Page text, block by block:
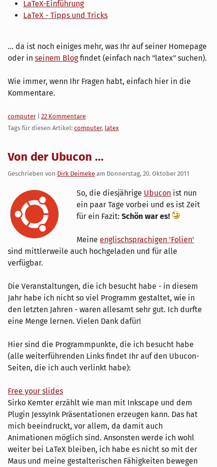
LaTeX-Einführung
LaTeX - Tipps und Tricks
... da ist noch einiges mehr, was Ihr auf seiner Homepage
oder in seinem Blogfindet (einfach nach "latex" suchen).
Wie immer, wenn Ihr Fragen habt, einfach hier in die
Kommentare.
Kategorien:
computer
22 Kommentare
Tags für diesen Artikel: computer, latex
Von der Ubucon ...
Geschrieben von Dirk Deimeke am Donnerstag, 20. Oktober 2011
So, die diesjährige Ubucon ist nun
ein paar Tage vorbei und es ist Zeit
für ein Fazit: Schön war es!
Meine englischsprachigen 'Folien'
sind mittlerweile auch hochgeladen und für alle
verfügbar.
Die Veranstaltungen, die ich besucht habe - in diesem
Jahr habe ich nicht so viel Programm gestaltet, wie in
den letzten Jahren - waren allesamt sehr gut. Ich durfte
eine Menge lernen. Vielen Dank dafür!
Hier sind die Programmpunkte, die ich besucht habe
(alle weiterführenden Links findet Ihr auf den Ubucon-
Seiten, die ich auch verlinkt habe):
Free your slides
Sirko Kemter erzählt wie man mit Inkscape und dem
Plugin JessyInk Präsentationen erzeugen kann. Das hat
mich beeindruckt, vor allem, da damit auch
Animationen möglich sind. Ansonsten werde ich wohl
weiter bei LaTeX bleiben, ich habe es nicht so mit der
Maus und meine gestalterischen Fähigkeiten bewegen